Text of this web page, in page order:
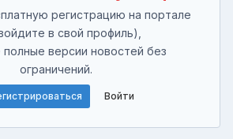
регистрацию на портале
в свой профиль),
полные версии новостей без
ограничений.
Войти